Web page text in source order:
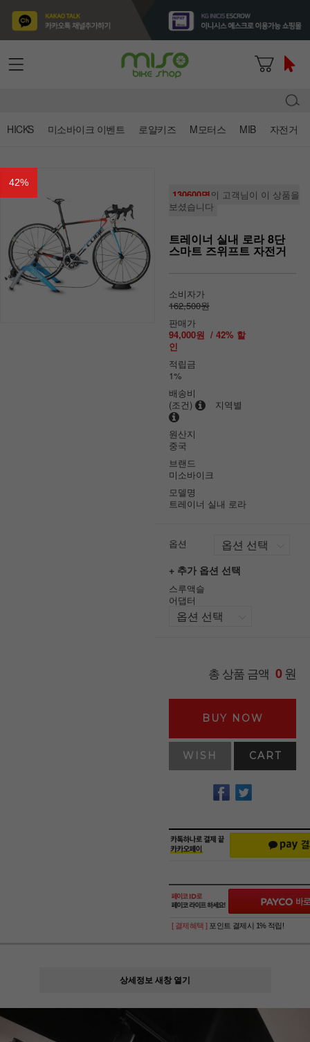
HICKS 미소바이크 이벤트 로얄키즈 M모터스 MIB 자전거
42%
130600명의 고객님이 이 상품을
보셨습니다
트레이너 실내 로라 8단
스마트 즈위프트 자전거
소비자가
162,500원
판매가
94,000원 / 42% 할
인
적립금
1%
배송비
(조건)
지역별
원산지
중국
브랜드
미소바이크
모델명
트레이너 실내 로라
옵션
+ 추가 옵션 선택
스루액슬
어댑터
총 상품 금액 0원
BUY NOW
WISH CART
[ 결제혜택 ] 포인트 결제시 1% 적립!
상세정보 새창 열기